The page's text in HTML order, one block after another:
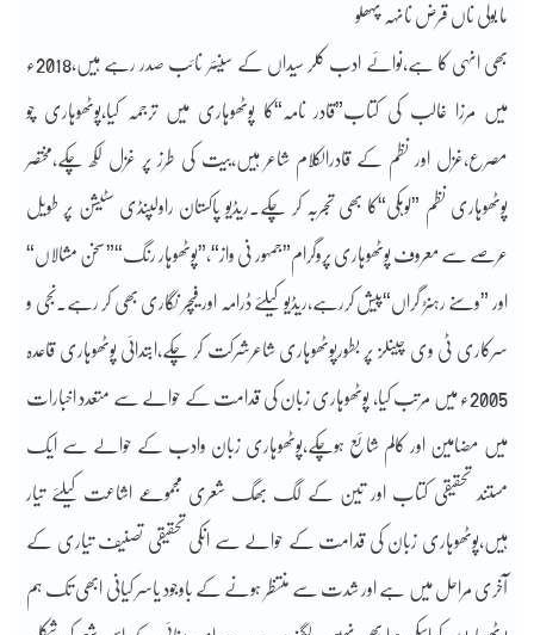
ما بولی ناں قرض نانہہ پہھلو
بھی انہی کا ہے،نوائے ادب کلر سیداں کے سینئر نائب صدر رہے ہیں،2018ء
میں مرزا غالب کی کتاب”قادر نامہ“کا پوٹھوہاری میں ترجمہ کیا،پوٹھوہاری چو
مصرع،غزل اور نظم کے قادرالکلام شاعر ہیں،بیت کی طرز پر غزل لکھ چکے،مختصر
پوٹھوہاری نظم ”لوہکی“کا بھی تجربہ کر چکے۔ریڈیو پاکستان راولپنڈی سٹیشن پر طویل
عرصے سے معروف پوٹھوہاری پروگرام”جمہور نی واز“،”پوٹھوہار رنگ“”سخن مشالاں“
اور ”وسنے رہنڑ گراں“پیش کررہے،ریڈیو کیلئے ڈرامہ اور فیچر نگاری بھی کر رہے۔نجی و
سرکاری ٹی وی چینلز پر بطورپوٹھوہاری شاعرشرکت کر چکے،ابتدائی پوٹھوہاری قاعدہ
2005ء میں مرتب کیا، پوٹھوہاری زبان کی قدامت کے حوالے سے متعدد اخبارات
میں مضامین اور کالم شائع ہوچکے،پوٹھوہاری زبان وادب کے حوالے سے ایک
مستند تحقیقی کتاب اور تین کے لگ بھگ شعری مجموعے اشاعت کیلئے تیار
ہیں،پوٹھوہاری زبان کی قدامت کے حوالے سے انکی تحقیقی تصنیف تیاری کے
آخری مراحل میں ہے اور شدت سے منتظر ہونے کے باوجود یاسر کیانی ابھی تک ہم